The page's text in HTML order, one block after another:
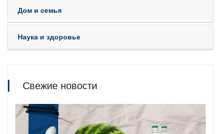
Дом и семья
Наука и здоровье
Свежие новости